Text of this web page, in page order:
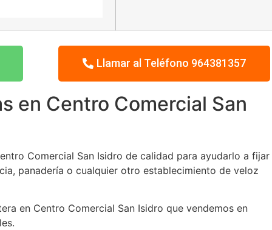
Llamar al Teléfono 964381357
en Centro Comercial San
Comercial San Isidro de calidad para ayudarlo a fijar
panadería o cualquier otro establecimiento de veloz
en Centro Comercial San Isidro que vendemos en